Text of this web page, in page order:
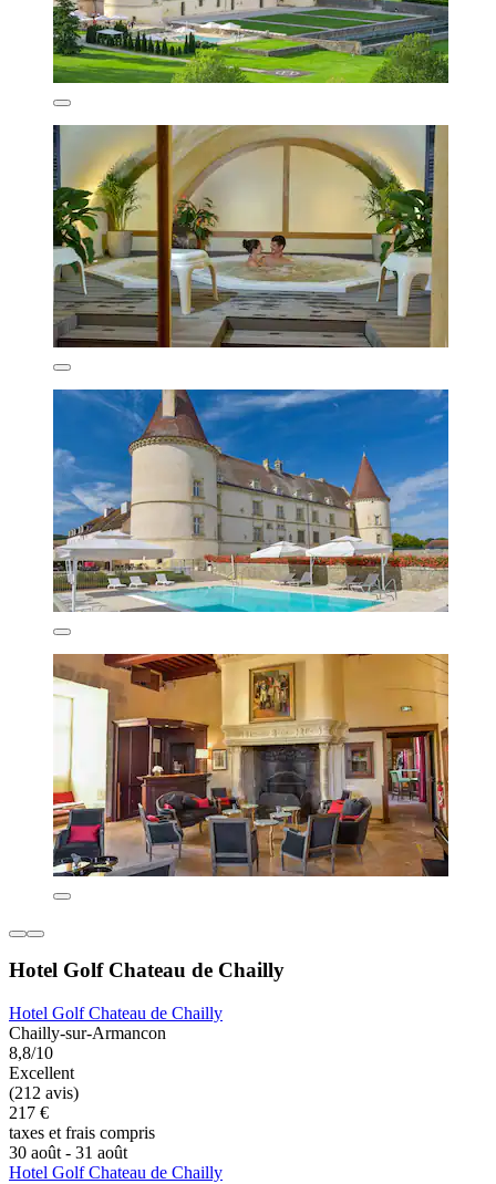
Hotel Golf Chateau de Chailly
Hotel Golf Chateau de Chailly
Chailly-sur-Armancon
8,8/10
Excellent
(212 avis)
217 €
taxes et frais compris
30 août - 31 août
Hotel Golf Chateau de Chailly